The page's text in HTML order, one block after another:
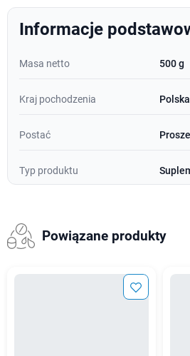
Informacje
Masa netto 500 g
Kraj pochodzenia Polska
Postać
Typ produktu
Powiązane produkty